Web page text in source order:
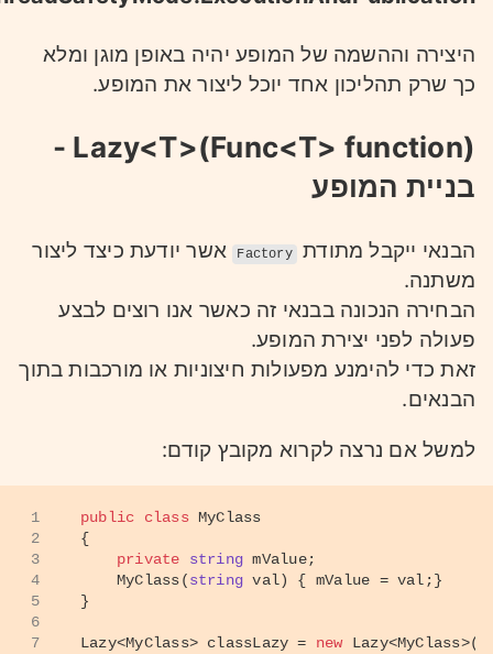
2
MyClass869
MyClass169
MyClass283
MyClass272
היצירה וההשמה של המופע יהיה באופן מוגן ומלא
כך שרק תהליכון אחד יוכל ליצור את המופע.
Lazy<T>(Func<T> function) -
בניית המופע
הבנאי ייקבל מתודת Factory אשר יודעת כיצד ליצור
משתנה.
הבחירה הנכונה בבנאי זה כאשר אנו רוצים לבצע
פעולה לפני יצירת המופע.
זאת כדי להימנע מפעולות חיצוניות או מורכבות בתוך
הבנאים.
למשל אם נרצה לקרוא מקובץ קודם:
1
2
3
4
5
6
7
public class MyClass
{
private
string mValue;
    MyClass(
string val) { mValue = val;}
}
Lazy<MyClass> classLazy = new